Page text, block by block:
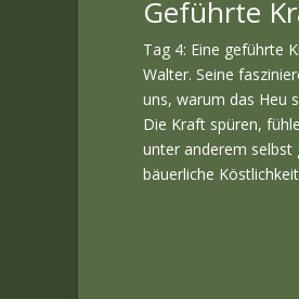
Geführte
Tag 4: Eine geführte
Walter. Seine
uns, warum das Heu
Die Kraft spüren,
unter anderem selbst
bäuerliche